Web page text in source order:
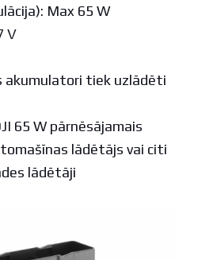
Max 65 W
V
akumulatori tiek uzlādēti
65 W pārnēsājamais
lādētājs vai citi
lādētāji